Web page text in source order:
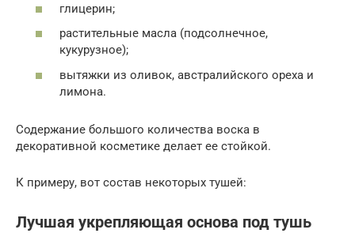
глицерин;
растительные масла (подсолнечное,
кукурузное);
вытяжки из оливок, австралийского ореха и
лимона.
Содержание большого количества воска в
декоративной косметике делает ее стойкой.
К примеру, вот состав некоторых тушей:
Лучшая укрепляющая основа под тушь